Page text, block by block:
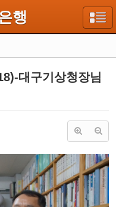
행
대구기상청장님